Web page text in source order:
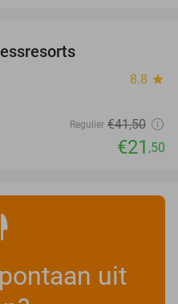
8.8 star
Regulier €41,50
€21 ,50
uit